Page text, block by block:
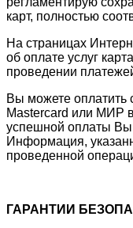
карт, полностью
На страницах
об оплате услуг
проведении
Вы можете оплатить
Mastercard или МИР
успешной оплаты Вы
Информация,
проведенной
ГАРАНТИИ